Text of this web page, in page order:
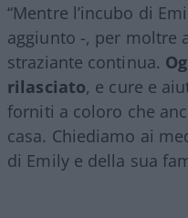
“Mentre l’incubo di
aggiunto -, per moltre
straziante continua.
rilasciato, e cure e
forniti a coloro che
casa. Chiediamo ai
di Emily e della sua